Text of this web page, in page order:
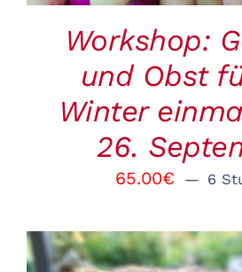
Workshop:
und Obst
Winter
26.
65.00€ 6